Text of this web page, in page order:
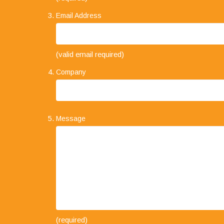
"Your business approach to
Email Address
(valid email required)
Company
Message
(required)